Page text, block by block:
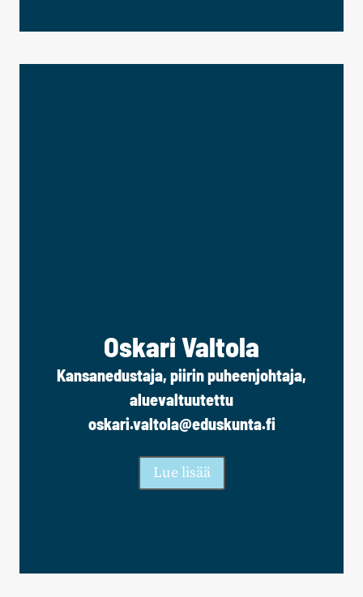
Oskari Valtola
Kansanedustaja, piirin puheenjohtaja,
aluevaltuutettu
oskari.valtola@eduskunta.fi
Lue lisää